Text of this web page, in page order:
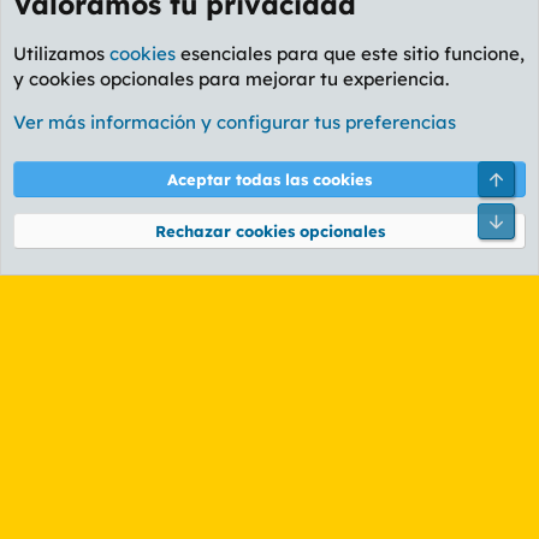
Foro Informática y Videojuegos
Cookies
PL OLDSTYLE AMARILLO
Términos y reglas Política de privacidad Ayuda
Community platform by XenForo® © 2010-2026 XenForo Ltd.
Utilizamos cookies esenciales para que este sitio funcione,
y cookies opcionales para mejorar tu experiencia.
Ver más información y configurar tus preferencias
Aceptar todas las cookies
Rechazar cookies opcionales
Pie